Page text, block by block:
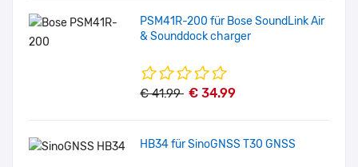
PSM41R-200 für Bose SoundLink Air
& Sounddock charger
€ 41.99 € 34.99
HB34 für SinoGNSS T30 GNSS